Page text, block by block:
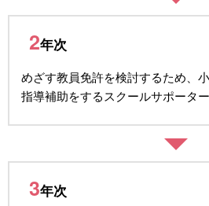
2年次
めざす教員免許を検討するため、
指導補助をするスクールサポータ
3年次